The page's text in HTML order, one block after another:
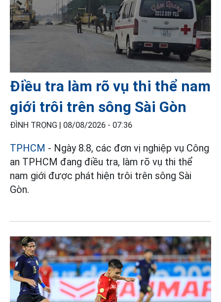
Điều tra làm rõ vụ thi thể nam
giới trôi trên sông Sài Gòn
ĐÌNH TRỌNG | 08/08/2026 - 07:36
TPHCM - Ngày 8.8, các đơn vị nghiệp vụ Công
an TPHCM đang điều tra, làm rõ vụ thi thể
nam giới được phát hiện trôi trên sông Sài
Gòn.